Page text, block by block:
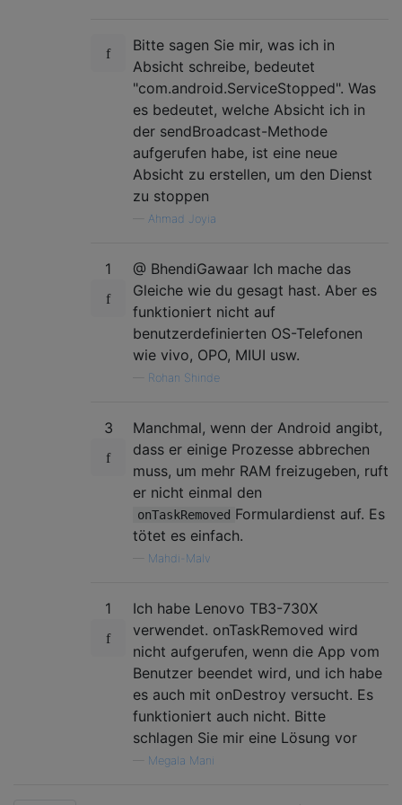
Bitte sagen Sie mir, was ich in
Absicht schreibe, bedeutet
"com.android.ServiceStopped". Was
es bedeutet, welche Absicht ich in
der sendBroadcast-Methode
aufgerufen habe, ist eine neue
Absicht zu erstellen, um den Dienst
zu stoppen
Ahmad Joyia
1
@ BhendiGawaar Ich mache das
Gleiche wie du gesagt hast. Aber es
funktioniert nicht auf
benutzerdefinierten OS-Telefonen
wie vivo, OPO, MIUI usw.
Rohan Shinde
3
Manchmal, wenn der Android angibt,
dass er einige Prozesse abbrechen
muss, um mehr RAM freizugeben, ruft
er nicht einmal den
onTaskRemoved Formulardienst auf. Es
tötet es einfach.
Mahdi-Malv
1
Ich habe Lenovo TB3-730X
verwendet. onTaskRemoved wird
nicht aufgerufen, wenn die App vom
Benutzer beendet wird, und ich habe
es auch mit onDestroy versucht. Es
funktioniert auch nicht. Bitte
schlagen Sie mir eine Lösung vor
Megala Mani